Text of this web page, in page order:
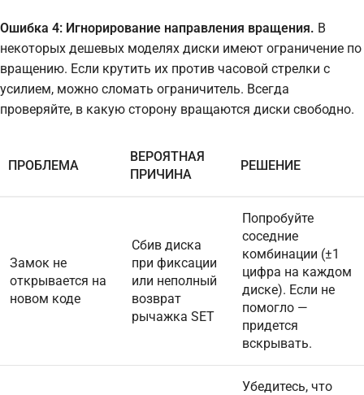
Ошибка 4: Игнорирование направления вращения. В
некоторых дешевых моделях диски имеют ограничение по
вращению. Если крутить их против часовой стрелки с
усилием, можно сломать ограничитель. Всегда
проверяйте, в какую сторону вращаются диски свободно.
ПРОБЛЕМА
ВЕРОЯТНАЯ
ПРИЧИНА
РЕШЕНИЕ
Замок не
открывается на
новом коде
Сбив диска
при фиксации
или неполный
возврат
рычажка SET
Попробуйте
соседние
комбинации (±1
цифра на каждом
диске). Если не
помогло —
придется
вскрывать.
Убедитесь, что